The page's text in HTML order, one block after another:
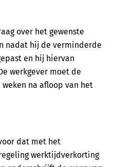
over het gewenste
nadat hij de verminderde
en hij hiervan
werkgever moet de
na afloop van het
dat met het
werktijdverkorting